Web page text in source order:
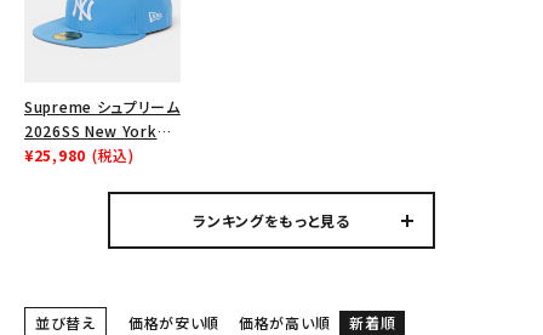
NEW ITEMS
CATEGORY
Tシャツ・ロングスリーブ
ジャケット・アウター
キャップ・ハット
Supreme シュプリーム
2026SS New York
Yankees New Era
¥25,980 (税込)
ランキングをもっと見る
並び替え 価格が安い順 価格が高い順 新着順